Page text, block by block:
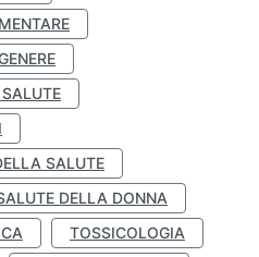
SALUTE
DELLA DONNA
TOSSICOLOGIA